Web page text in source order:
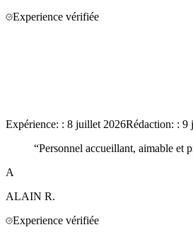
Experience vérifiée
Expérience: : 8 juillet 2026Rédaction: : 9
“Personnel accueillant, aimable et
A
ALAIN R.
Experience vérifiée